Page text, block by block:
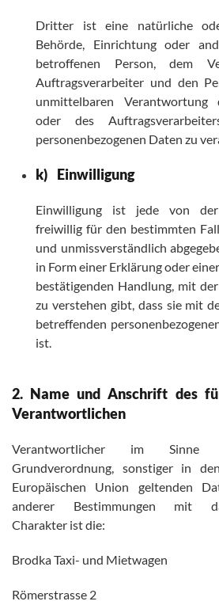
Dritter ist eine natürliche
Behörde, Einrichtung oder
betroffenen Person, dem
Auftragsverarbeiter und den
unmittelbaren Verantwortung
oder des
personenbezogenen Daten zu
k) Einwilligung
Einwilligung ist jede von
freiwillig für den bestimmten
und unmissverständlich
in Form einer Erklärung oder
bestätigenden Handlung, mit
zu verstehen gibt, dass sie mit
betreffenden
ist.
2. Name und Anschrift des
Verantwortlichen
Verantwortlicher im Sinne
Grundverordnung, sonstiger in
Europäischen Union geltenden
anderer Bestimmungen mit
Charakter ist die:
Brodka Taxi- und Mietwagen
Römerstrasse 2